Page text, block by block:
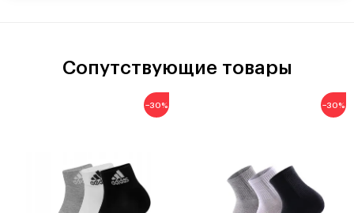
Сопутствующие товары
−30% −30%